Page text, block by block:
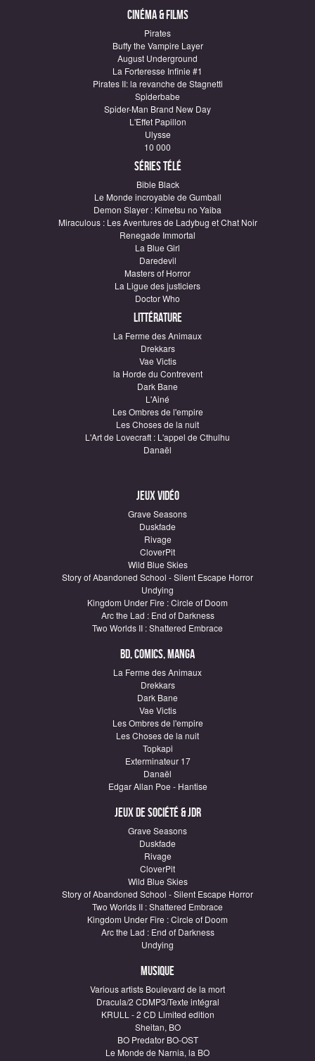
Cinéma & Films
Pirates
Buffy the Vampire Layer
August Underground
La Forteresse Infinie #1
Pirates II: la revanche de Stagnetti
Spiderbabe
Spider-Man Brand New Day
L'Effet Papillon
Ulysse
10 000
Séries télé
Bible Black
Le Monde incroyable de Gumball
Demon Slayer : Kimetsu no Yaiba
Miraculous : Les Aventures de Ladybug et Chat Noir
Renegade Immortal
La Blue Girl
Daredevil
Masters of Horror
La Ligue des justiciers
Doctor Who
Littérature
La Ferme des Animaux
Drekkars
Vae Victis
la Horde du Contrevent
Dark Bane
L'Ainé
Les Ombres de l'empire
Les Choses de la nuit
L'Art de Lovecraft : L'appel de Cthulhu
Danaël
Jeux vidéo
Grave Seasons
Duskfade
Rivage
CloverPit
Wild Blue Skies
Story of Abandoned School - Silent Escape Horror
Undying
Kingdom Under Fire : Circle of Doom
Arc the Lad : End of Darkness
Two Worlds II : Shattered Embrace
BD, Comics, Manga
La Ferme des Animaux
Drekkars
Dark Bane
Vae Victis
Les Ombres de l'empire
Les Choses de la nuit
Topkapi
Exterminateur 17
Danaël
Edgar Allan Poe - Hantise
Jeux de société & JDR
Grave Seasons
Duskfade
Rivage
CloverPit
Wild Blue Skies
Story of Abandoned School - Silent Escape Horror
Two Worlds II : Shattered Embrace
Kingdom Under Fire : Circle of Doom
Arc the Lad : End of Darkness
Undying
Musique
Various artists Boulevard de la mort
Dracula/2 CDMP3/Texte intégral
KRULL - 2 CD Limited edition
Sheitan, BO
BO Predator BO-OST
Le Monde de Narnia, la BO